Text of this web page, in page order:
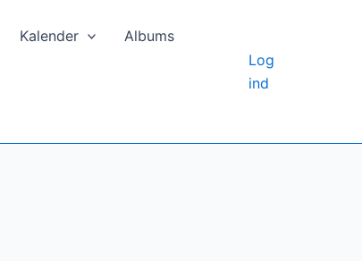
Kalender Albums
Log
ind